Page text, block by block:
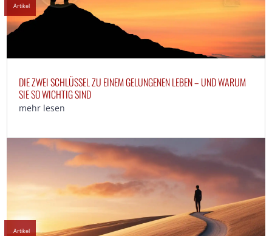
DIE ZWEI SCHLÜSSEL ZU EINEM GELUNGENEN LEBEN – UND WARUM
SIE SO WICHTIG SIND
Artikel
mehr lesen
Artikel